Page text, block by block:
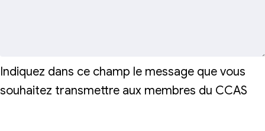
Indiquez dans ce champ le message que vous
souhaitez transmettre aux membres du CCAS